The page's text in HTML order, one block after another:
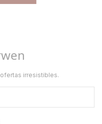
irresistibles.